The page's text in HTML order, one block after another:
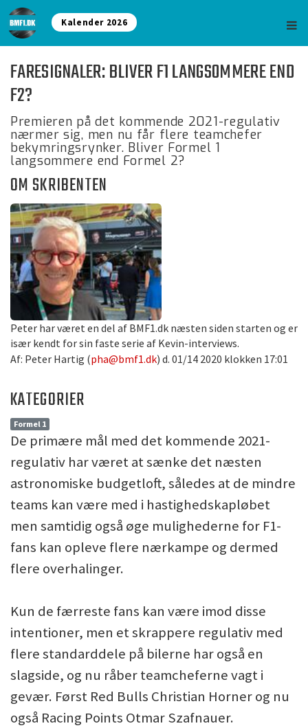
Kalender 2026
FARESIGNALER: BLIVER F1 LANGSOMMERE END
F2?
Premieren på det kommende 2021-regulativ
nærmer sig, men nu får flere teamchefer
bekymringsrynker. Bliver Formel 1
langsommere end Formel 2?
OM SKRIBENTEN
Peter har været en del af BMF1.dk næsten siden starten og er
især kendt for sin faste serie af Kevin-interviews.
Af: Peter Hartig (pha@bmf1.dk) d. 01/14 2020 klokken 17:01
KATEGORIER
Formel 1
De primære mål med det kommende 2021-
regulativ har været at sænke det næsten
astronomiske budgetloft, således at de mindre
teams kan være med i hastighedskapløbet
men samtidig også øge mulighederne for F1-
fans kan opleve flere nærkampe og dermed
flere overhalinger.
Kun de færreste fans kan være imod disse
intentioner, men et skrappere regulativ med
flere standarddele på bilerne har også en
slagside, og nu råber teamcheferne vagt i
gevær. Først Red Bulls Christian Horner og nu
også Racing Points Otmar Szafnauer.